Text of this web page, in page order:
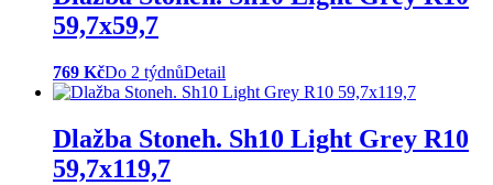
59,7x59,7
769 KčDo 2 týdnůDetail
Dlažba Stoneh. Sh10 Light Grey R10
59,7x119,7